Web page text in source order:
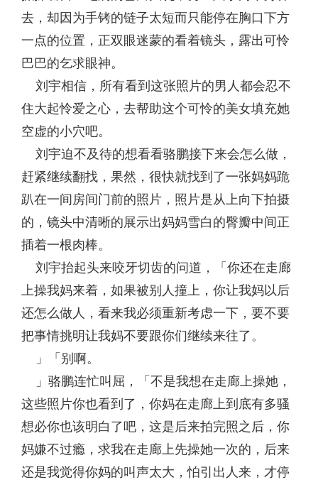
去，却因为手铐的链子太短而只能停在胸口下方
一点的位置，正双眼迷蒙的看着镜头，露出可怜
巴巴的乞求眼神。
刘宇相信，所有看到这张照片的男人都会忍不
住大起怜爱之心，去帮助这个可怜的美女填充她
空虚的小穴吧。
刘宇迫不及待的想看看骆鹏接下来会怎么做，
赶紧继续翻找，果然，很快就找到了一张妈妈跪
趴在一间房间门前的照片，照片是从上向下拍摄
的，镜头中清晰的展示出妈妈雪白的臀瓣中间正
插着一根肉棒。
刘宇抬起头来咬牙切齿的问道，「你还在走廊
上操我妈来着，如果被别人撞上，你让我妈以后
还怎么做人，看来我必须重新考虑一下，要不要
把事情挑明让我妈不要跟你们继续来往了。
」「别啊。
」骆鹏连忙叫屈，「不是我想在走廊上操她，
这些照片你也看到了，你妈在走廊上到底有多骚
想必你也该明白了吧，这是后来拍完照之后，你
妈嫌不过瘾，求我在走廊上先操她一次的，后来
还是我觉得你妈的叫声太大，怕引出人来，才停